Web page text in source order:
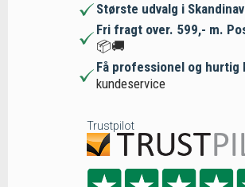
Største udvalg i
Fri fragt over. 599,- m.
📦🚚
Få professionel og hurtig
kundeservice
Trustpilot